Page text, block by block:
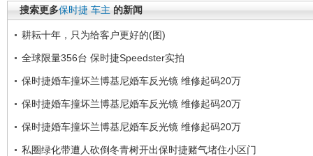
搜索更多保时捷 车主 的新闻
耕耘十年，只为给客户更好的(图)
全球限量356台 保时捷Speedster实拍
保时捷婚车撞坏兰博基尼婚车反光镜 维修起码20万
保时捷婚车撞坏兰博基尼婚车反光镜 维修起码20万
保时捷婚车撞坏兰博基尼婚车反光镜 维修起码20万
私圈绿化带遭人砍倒冬青树开出保时捷赌气堵住小区门